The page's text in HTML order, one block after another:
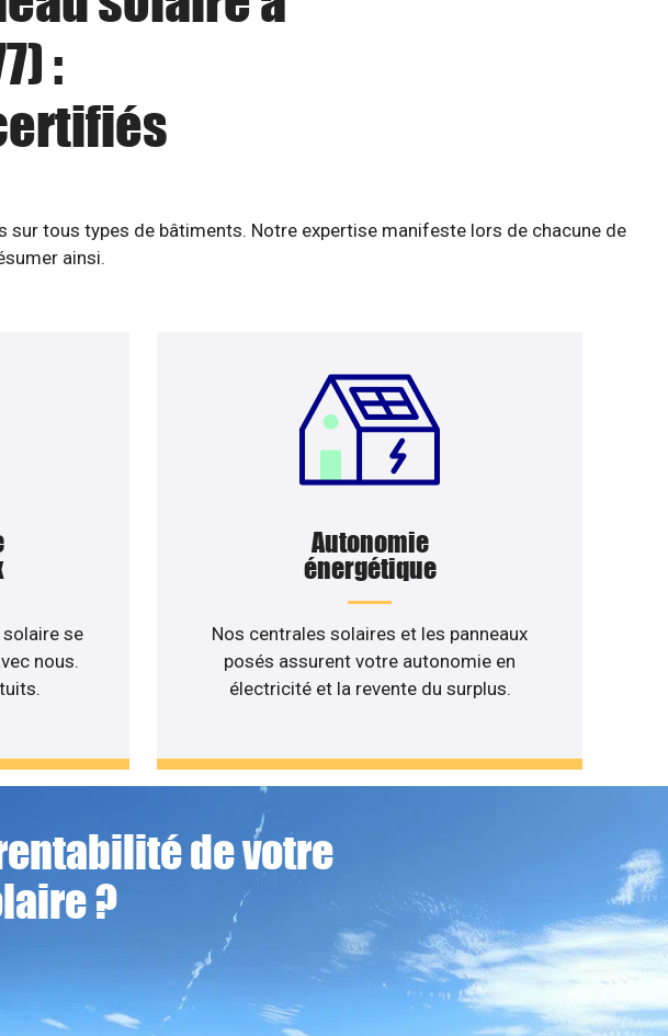
:
tous types de bâtiments. Notre expertise manifeste lors de chacune de
ainsi.
se
nous.
Autonomie
énergétique
Nos centrales solaires et les panneaux
posés assurent votre autonomie en
électricité et la revente du surplus.
de votre
?